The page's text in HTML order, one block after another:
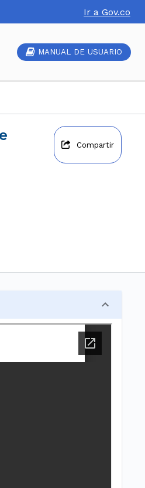
Ir a Gov.co
MANUAL DE USUARIO
Compartir